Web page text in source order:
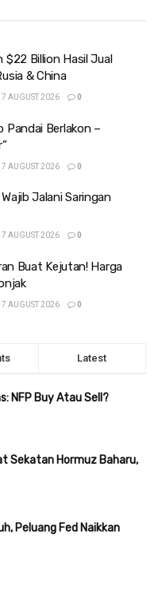
$22 Billion Hasil Jual
& China
7 AUGUST 2026 0
Pandai Berlakon –
7 AUGUST 2026 0
Jalani Saringan
7 AUGUST 2026 0
Buat Kejutan! Harga
7 AUGUST 2026 0
Latest
NFP Buy Atau Sell?
Sekatan Hormuz Baharu,
Peluang Fed Naikkan